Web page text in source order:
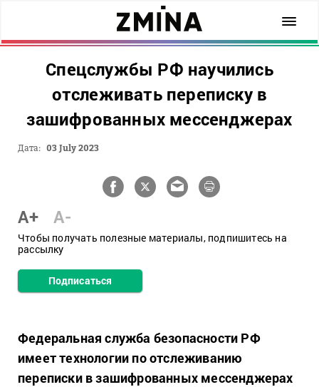
Спецслужбы РФ научились
отслеживать переписку в
зашифрованных мессенджерах
Дата: 03 July 2023
A+ A-
Чтобы получать полезные материалы, подпишитесь на
рассылку
Подписаться
Федеральная служба безопасности РФ
имеет технологии по отслеживанию
переписки в зашифрованных мессенджерах